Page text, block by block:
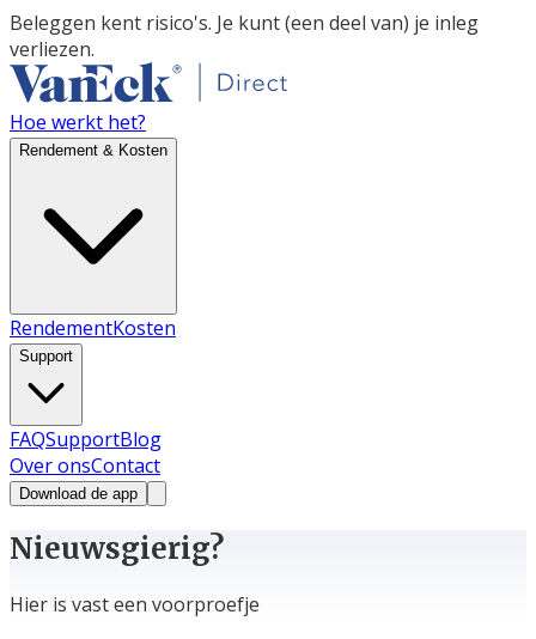
Beleggen kent risico's. Je kunt (een deel van) je inleg
verliezen.
Hoe werkt het?
Rendement & Kosten
RendementKosten
Support
FAQSupportBlog
Over onsContact
Download de app
Nieuwsgierig?
Hier is vast een voorproefje